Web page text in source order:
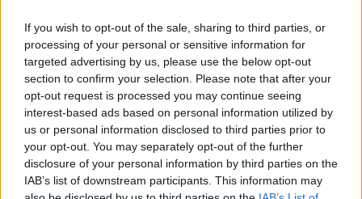
If you wish to opt-out of the sale, sharing to third parties, or
processing of your personal or sensitive information for
targeted advertising by us, please use the below opt-out
section to confirm your selection. Please note that after your
opt-out request is processed you may continue seeing
interest-based ads based on personal information utilized by
us or personal information disclosed to third parties prior to
your opt-out. You may separately opt-out of the further
disclosure of your personal information by third parties on the
IAB’s list of downstream participants. This information may